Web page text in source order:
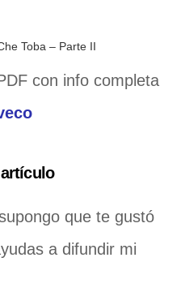
Toba – Parte II
con info completa
que te gustó
a difundir mi